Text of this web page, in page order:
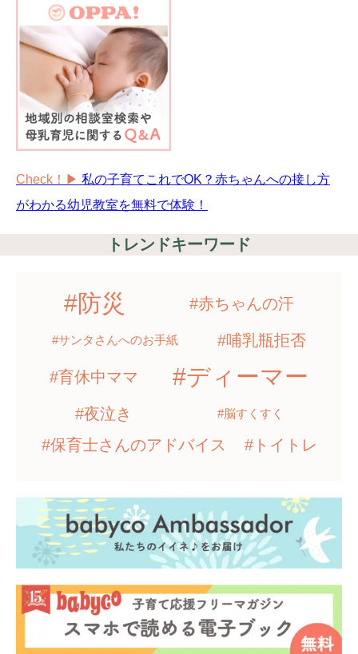
Check！▶︎ 私の子育てこれでOK？赤ちゃんへの接し方
がわかる幼児教室を無料で体験！
トレンドキーワード
#防災 #赤ちゃんの汗
#サンタさんへのお手紙 #哺乳瓶拒否
#育休中ママ #ディーマー
#夜泣き #脳すくすく
#保育士さんのアドバイス #トイトレ